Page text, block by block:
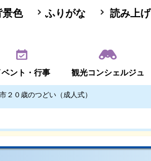
景色 ふりがな 読み上げ
ベント・行事 観光コンシェルジュ
２０歳のつどい（成人式）